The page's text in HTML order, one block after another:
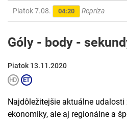
Piatok 7.08. 04:20 Repríza
Góly - body -
Piatok 13.11.2020
Najdôležitejšie aktuálne udalosti
ekonomiky, ale aj regionálne a